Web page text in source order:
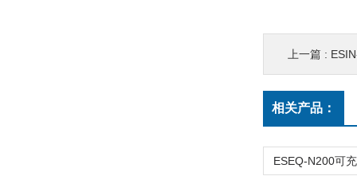
上一篇 :
相关产品：